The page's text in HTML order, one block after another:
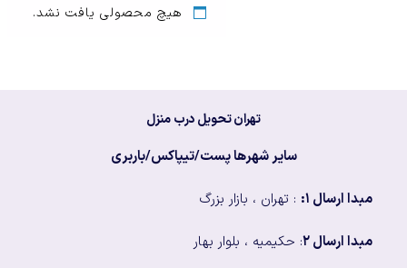
هیچ محصولی یافت نشد.
تهران تحویل درب منزل
سایر شهرها پست/تیپاکس/باربری
مبدا ارسال ۱: : تهران ، بازار بزرگ
مبدا ارسال ۲ : حکیمیه ، بلوار بهار